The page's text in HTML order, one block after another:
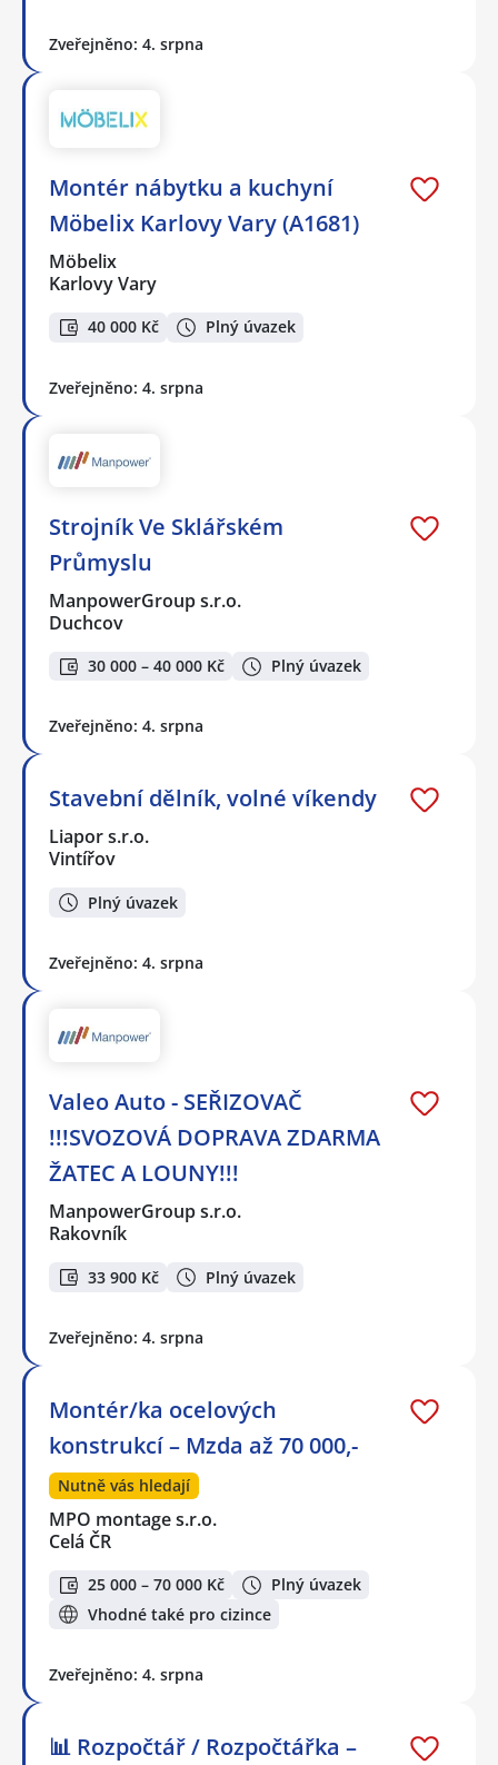
Zveřejněno: 4. srpna
Montér nábytku a kuchyní
Möbelix Karlovy Vary (A1681)
Möbelix
Karlovy Vary
40 000 Kč Plný úvazek
Zveřejněno: 4. srpna
Strojník Ve Sklářském
Průmyslu
ManpowerGroup s.r.o.
Duchcov
30 000 – 40 000 Kč Plný úvazek
Zveřejněno: 4. srpna
Stavební dělník, volné víkendy
Liapor s.r.o.
Vintířov
Plný úvazek
Zveřejněno: 4. srpna
Valeo Auto - SEŘIZOVAČ
!!!SVOZOVÁ DOPRAVA ZDARMA
ŽATEC A LOUNY!!!
ManpowerGroup s.r.o.
Rakovník
33 900 Kč Plný úvazek
Zveřejněno: 4. srpna
Montér/ka ocelových
konstrukcí – Mzda až 70 000,-
Nutně vás hledají
MPO montage s.r.o.
Celá ČR
25 000 – 70 000 Kč
Plný úvazek
Vhodné také pro cizince
Zveřejněno: 4. srpna
📊 Rozpočtář / Rozpočtářka –